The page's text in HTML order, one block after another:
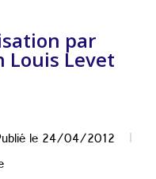
par
Louis Levet
le24/04/2012